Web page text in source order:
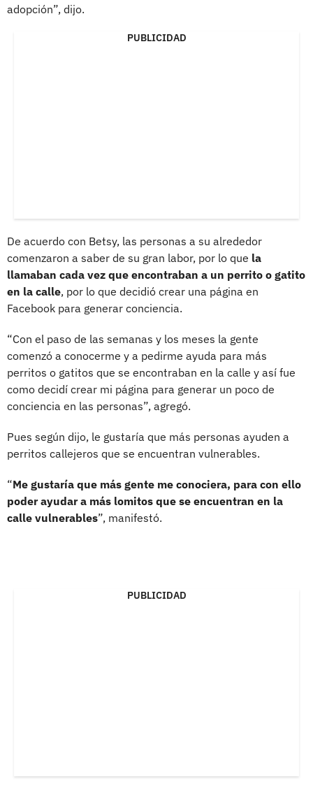
adopción”, dijo.
PUBLICIDAD
De acuerdo con Betsy, las personas a su alrededor
comenzaron a saber de su gran labor, por lo que la
llamaban cada vez que encontraban a un perrito o gatito
en la calle, por lo que decidió crear una página en
Facebook para generar conciencia.
“Con el paso de las semanas y los meses la gente
comenzó a conocerme y a pedirme ayuda para más
perritos o gatitos que se encontraban en la calle y así fue
como decidí crear mi página para generar un poco de
conciencia en las personas”, agregó.
Pues según dijo, le gustaría que más personas ayuden a
perritos callejeros que se encuentran vulnerables.
“Me gustaría que más gente me conociera, para con ello
poder ayudar a más lomitos que se encuentran en la
calle vulnerables”, manifestó.
PUBLICIDAD